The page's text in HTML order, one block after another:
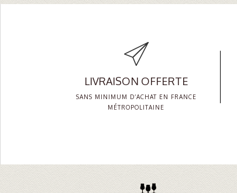
LIVRAISON OFFERTE
SANS MINIMUM D’ACHAT EN FRANCE
MÉTROPOLITAINE